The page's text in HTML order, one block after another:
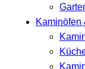
Kaminöfen